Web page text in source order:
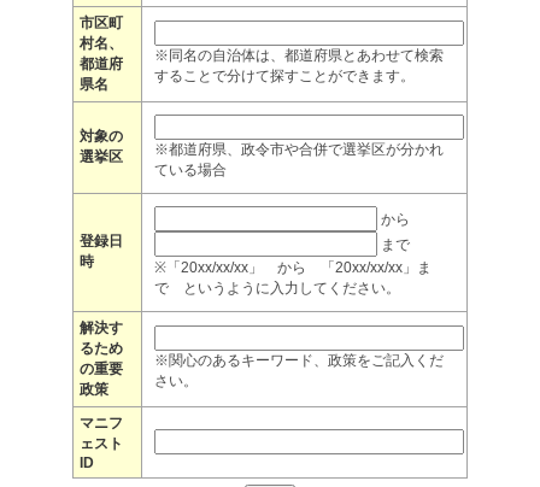
市区町
村名、
都道府
県名
※同名の自治体は、都道府県とあわせて検索
することで分けて探すことができます。
対象の
選挙区
※都道府県、政令市や合併で選挙区が分かれ
ている場合
登録日
時
から
まで
※「20xx/xx/xx」 から 「20xx/xx/xx」ま
で というように入力してください。
解決す
るため
の重要
政策
※関心のあるキーワード、政策をご記入くだ
さい。
マニフ
ェスト
ID